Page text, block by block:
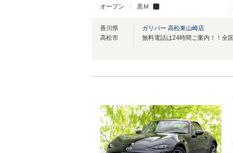
オープン 黒Ｍ
香川県
高松市
ガリバー 高松東山崎店